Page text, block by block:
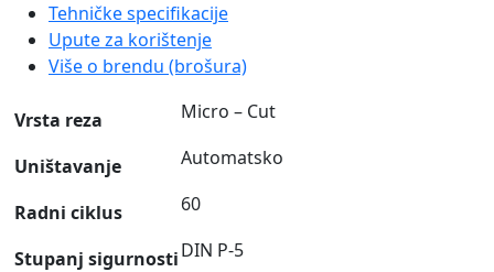
Tehničke specifikacije
Upute za korištenje
Više o brendu (brošura)
Vrsta reza Micro – Cut
Uništavanje Automatsko
Radni ciklus 60
Stupanj sigurnostiDIN P-5